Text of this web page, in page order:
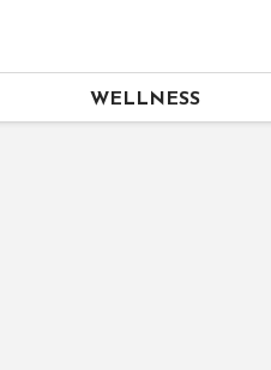
WELLNESS